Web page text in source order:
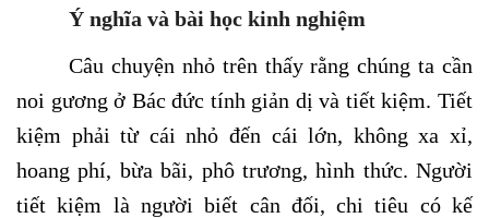
Ý nghĩa và bài học kinh nghiệm
Câu chuyện nhỏ trên thấy rằng chúng ta cần
noi gương ở Bác đức tính giản dị và tiết kiệm. Tiết
kiệm phải từ cái nhỏ đến cái lớn, không xa xỉ,
hoang phí, bừa bãi, phô trương, hình thức. Người
tiết kiệm là người biết cân đối, chi tiêu có kế